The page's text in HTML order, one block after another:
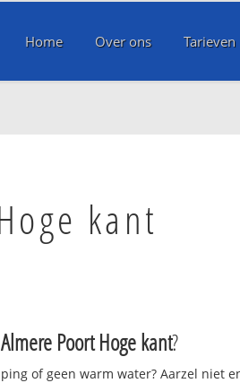
Home Over ons Tarieven
kant
Almere Poort Hoge kant?
of geen warm water? Aarzel niet